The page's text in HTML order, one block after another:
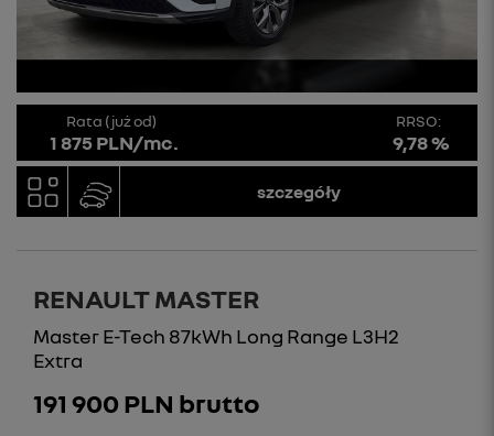
Rata (już od)
1 875 PLN/mc.
RRSO:
9,78 %
szczegóły
RENAULT MASTER
Master E-Tech 87kWh Long Range L3H2
Extra
191 900 PLN brutto